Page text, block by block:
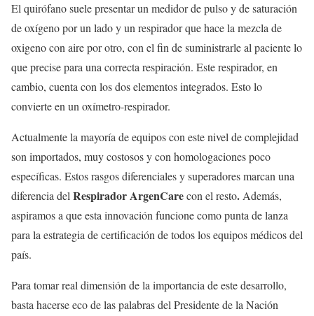
El quirófano suele presentar un medidor de pulso y de saturación
de oxígeno por un lado y un respirador que hace la mezcla de
oxigeno con aire por otro, con el fin de suministrarle al paciente lo
que precise para una correcta respiración. Este respirador, en
cambio, cuenta con los dos elementos integrados. Esto lo
convierte en un oxímetro-respirador.
Actualmente la mayoría de equipos con este nivel de complejidad
son importados, muy costosos y con homologaciones poco
específicas. Estos rasgos diferenciales y superadores marcan una
diferencia delRespirador ArgenCarecon el resto.Además,
aspiramos a que esta innovación funcione como punta de lanza
para la estrategia de certificación de todos los equipos médicos del
país.
Para tomar real dimensión de la importancia de este desarrollo,
basta hacerse eco de las palabras del Presidente de la Nación